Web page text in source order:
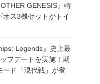
GENESIS』特
オス3機セットがトイ
Legends』史上最
プデートを実施！期
ード「現代戦」が登